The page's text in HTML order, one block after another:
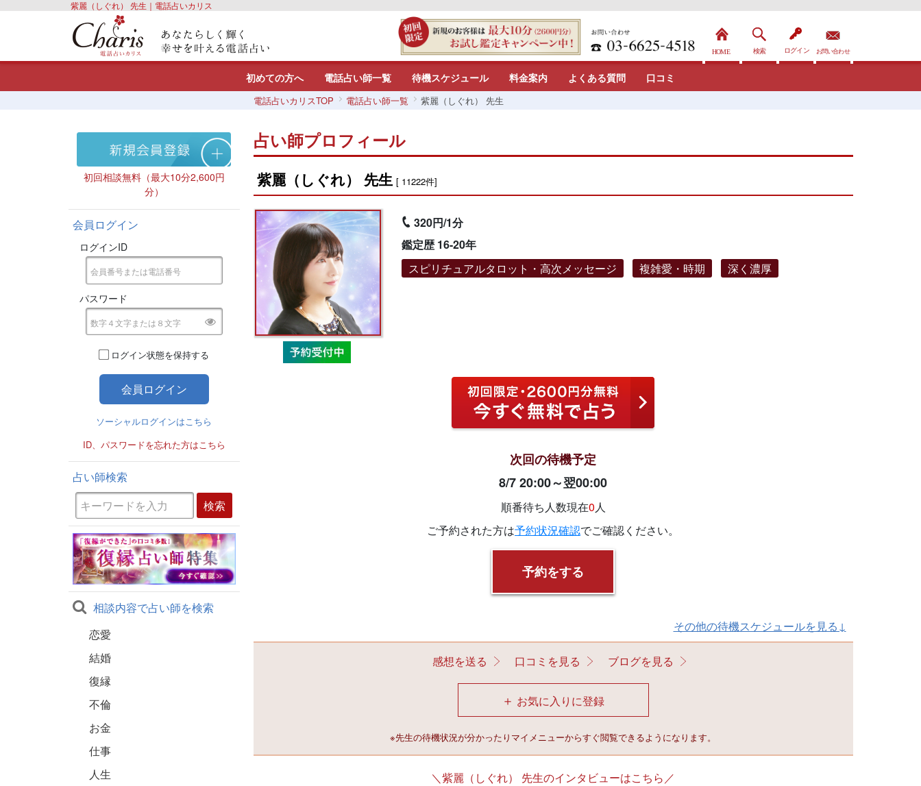
紫麗（しぐれ） 先生｜電話占いカリス
初めての方へ 電話占い師一覧 待機スケジュール 料金案内 よくある質問 口コミ
電話占いカリスTOP 電話占い師一覧 紫麗（しぐれ） 先生
初回相談無料（最大10分2,600円
分）
会員ログイン
ログインID
パスワード
ログイン状態を保持する
ソーシャルログインはこちら
ID、パスワードを忘れた方はこちら
占い師検索
相談内容で占い師を検索
恋愛
結婚
復縁
不倫
お金
仕事
人生
占い師プロフィール
紫麗（しぐれ） 先生 [ 11222件]
320円/1分
鑑定歴 16-20年
スピリチュアルタロット・高次メッセージ
複雑愛・時期 深く濃厚
次回の待機予定
8/7 20:00～翌00:00
順番待ち人数現在0人
ご予約された方は予約状況確認でご確認ください。
その他の待機スケジュールを見る↓
感想を送る 口コミを見る ブログを見る
＋ お気に入りに登録
※先生の待機状況が分かったりマイメニューからすぐ閲覧できるようになります。
＼紫麗（しぐれ） 先生のインタビューはこちら／